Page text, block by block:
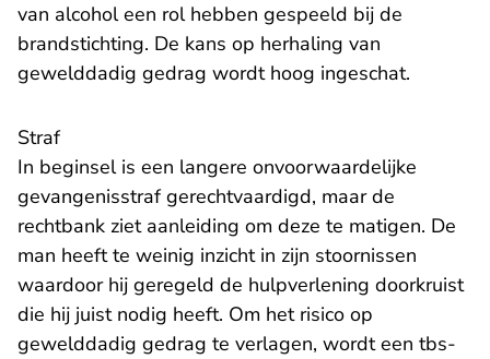
van alcohol een rol hebben gespeeld bij de
brandstichting. De kans op herhaling van
gewelddadig gedrag wordt hoog ingeschat.
Straf
In beginsel is een langere onvoorwaardelijke
gevangenisstraf gerechtvaardigd, maar de
rechtbank ziet aanleiding om deze te matigen. De
man heeft te weinig inzicht in zijn stoornissen
waardoor hij geregeld de hulpverlening doorkruist
die hij juist nodig heeft. Om het risico op
gewelddadig gedrag te verlagen, wordt een tbs-